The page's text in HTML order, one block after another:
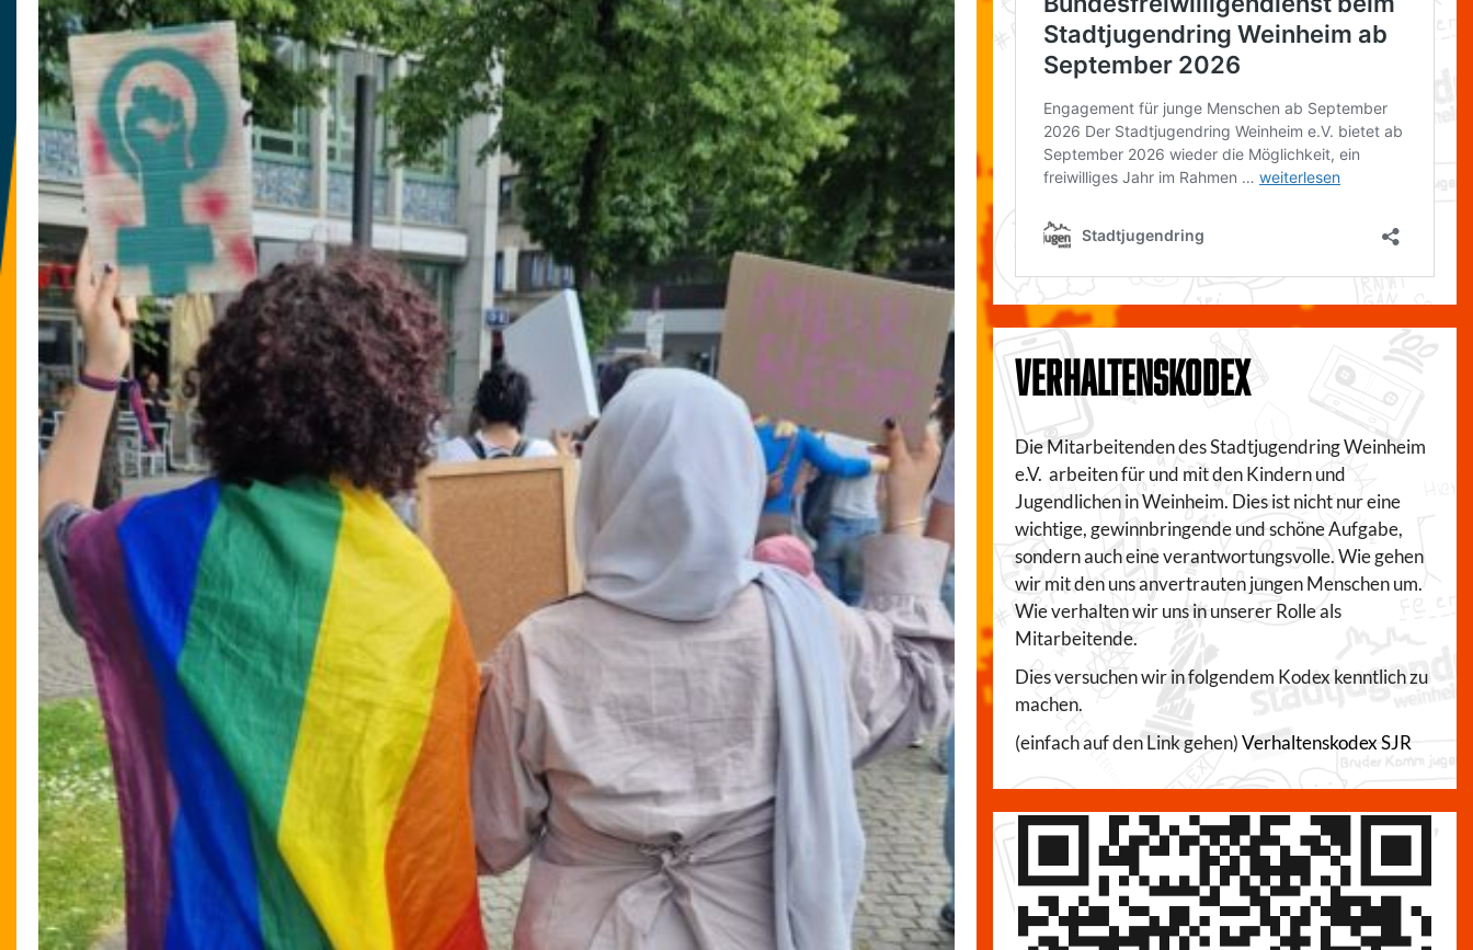
VERHALTENSKODEX
Die Mitarbeitenden des Stadtjugendring Weinheim
e.V. arbeiten für und mit den Kindern und
Jugendlichen in Weinheim. Dies ist nicht nur eine
wichtige, gewinnbringende und schöne Aufgabe,
sondern auch eine verantwortungsvolle. Wie gehen
wir mit den uns anvertrauten jungen Menschen um.
Wie verhalten wir uns in unserer Rolle als
Mitarbeitende.
Dies versuchen wir in folgendem Kodex kenntlich zu
machen.
(einfach auf den Link gehen)Verhaltenskodex SJR